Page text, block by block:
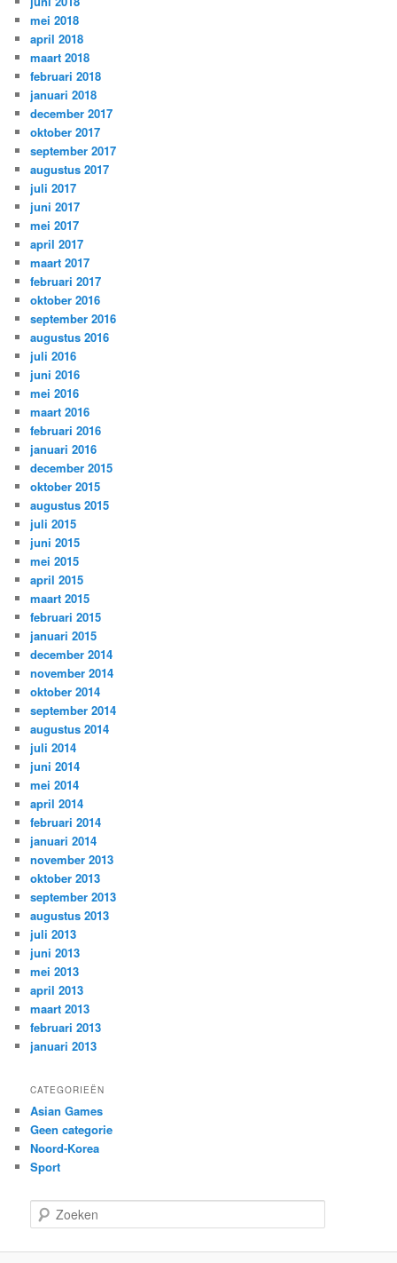
mei 2018
april 2018
maart 2018
februari 2018
januari 2018
december 2017
oktober 2017
september 2017
augustus 2017
juli 2017
juni 2017
mei 2017
april 2017
maart 2017
februari 2017
oktober 2016
september 2016
augustus 2016
juli 2016
juni 2016
mei 2016
maart 2016
februari 2016
januari 2016
december 2015
oktober 2015
augustus 2015
juli 2015
juni 2015
mei 2015
april 2015
maart 2015
februari 2015
januari 2015
december 2014
november 2014
oktober 2014
september 2014
augustus 2014
juli 2014
juni 2014
mei 2014
april 2014
februari 2014
januari 2014
november 2013
oktober 2013
september 2013
augustus 2013
juli 2013
juni 2013
mei 2013
april 2013
maart 2013
februari 2013
januari 2013
CATEGORIEËN
Asian Games
Geen categorie
Noord-Korea
Sport
o